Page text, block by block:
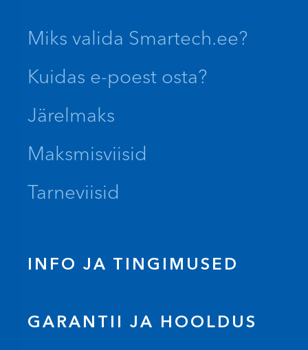
Miks valida Smartech.ee?
Kuidas e-poest osta?
Järelmaks
Maksmisviisid
Tarneviisid
INFO JA TINGIMUSED
GARANTII JA HOOLDUS